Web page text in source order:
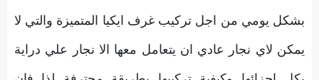
بشكل يومي من اجل تركيب غرف ايكيا المتميزة والتي لا
يمكن لاي نجار عادي ان يتعامل معها الا نجار علي دراية